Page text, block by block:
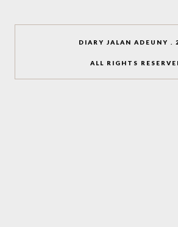
DIARY JALAN ADEUNY
ALL RIGHTS